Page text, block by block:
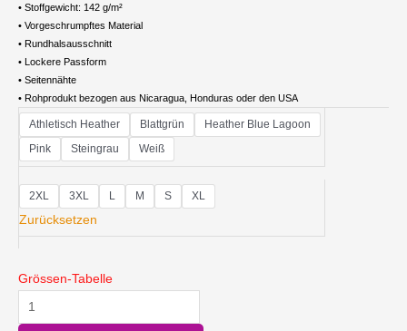
• Stoffgewicht: 142 g/m²
• Vorgeschrumpftes Material
• Rundhalsausschnitt
• Lockere Passform
• Seitennähte
• Rohprodukt bezogen aus Nicaragua, Honduras oder den USA
Athletisch Heather Blattgrün
Heather Blue Lagoon
Pink
Steingrau Weiß
2XL 3XL L M S XL
Zurücksetzen
Grössen-Tabelle
Damen
Premiumshirt
Menge